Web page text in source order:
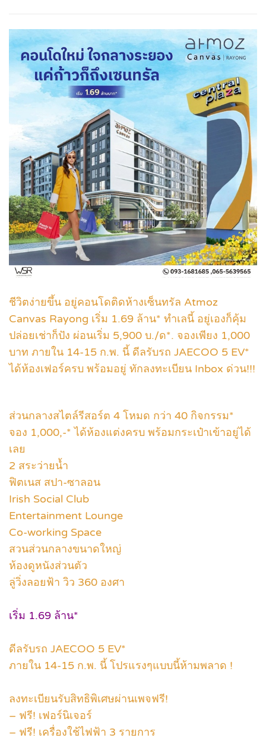
ชีวิตง่ายขึ้น อยู่คอนโดติดห้างเซ็นทรัล Atmoz
Canvas Rayong เริ่ม 1.69 ล้าน* ทำเลนี้ อยู่เองก็คุ้ม
ปล่อยเช่าก็ปัง ผ่อนเริ่ม 5,900 บ./ด*. จองเพียง 1,000
บาท ภายใน 14-15 ก.พ. นี้ ดีลรับรถ JAECOO 5 EV*
ได้ห้องเฟอร์ครบ พร้อมอยู่ ทักลงทะเบียน Inbox ด่วน!!!
ส่วนกลางสไตล์รีสอร์ต 4 โหมด กว่า 40 กิจกรรม*
จอง 1,000,-* ได้ห้องแต่งครบ พร้อมกระเป๋าเข้าอยู่ได้
เลย
2 สระว่ายน้ำ
ฟิตเนส สปา-ซาลอน
Irish Social Club
Entertainment Lounge
Co-working Space
สวนส่วนกลางขนาดใหญ่
ห้องดูหนังส่วนตัว
ลู่วิ่งลอยฟ้า วิว 360 องศา
เริ่ม 1.69 ล้าน*
ดีลรับรถ JAECOO 5 EV*
ภายใน 14-15 ก.พ. นี้ โปรแรงๆแบบนี้ห้ามพลาด !
ลงทะเบียนรับสิทธิพิเศษผ่านเพจฟรี!
– ฟรี! เฟอร์นิเจอร์
– ฟรี! เครื่องใช้ไฟฟ้า 3 รายการ